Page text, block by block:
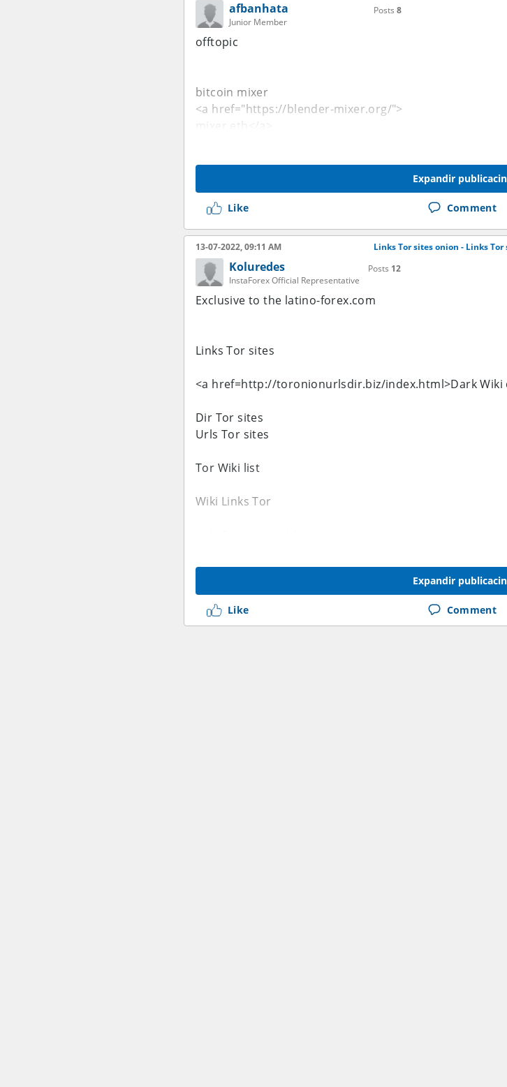
afbanhata
Junior Member
Posts 8
offtopic
bitcoin mixer
<a href="https://blender-mixer.org/">
mixer eth</a>
Expandir publicacin
Like Comment
13-07-2022, 09:11 AM Links Tor sites onion - Links Tor
Koluredes
InstaForex Official Representative
Posts 12
Exclusive to the latino-forex.com
Links Tor sites
<a href=http://toronionurlsdir.biz/index.html>Dark Wiki
Dir Tor sites
Urls Tor sites
Tor Wiki list
Wiki Links Tor
Hidden Tor sites
Expandir publicacin
Like Comment